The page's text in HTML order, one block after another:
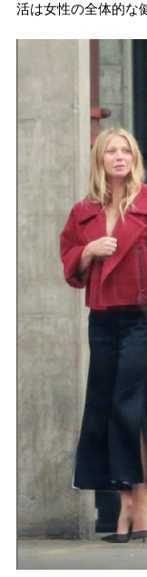
活は女性の全体的な